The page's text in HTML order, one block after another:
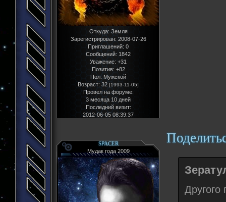
Откуда: Земля
Зарегистрирован: 2008-07-26
Приглашений: 0
Сообщений: 1842
Уважение: +31
Позитив: +82
Пол: Мужской
Возраст: 32 [1993-11-05]
Провел на форуме:
3 месяца 10 дней
Последний визит:
2012-06-05 08:39:37
SPACER
Мудак года 2009
Другого